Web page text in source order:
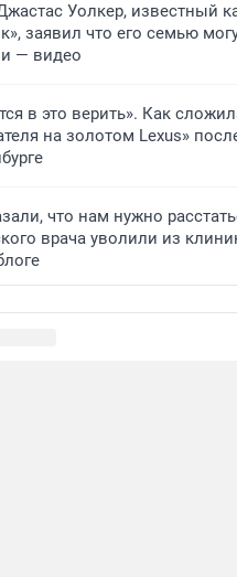
Уолкер, известный
заявил что его семью
— видео
в это верить». Как
на золотом Lexus»
что нам нужно
врача уволили из